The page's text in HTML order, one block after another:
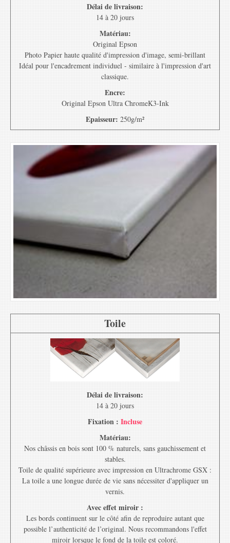
Délai de livraison:
14 à 20 jours
Matériau:
Original Epson
Photo Papier haute qualité d'impression d'image, semi-brillant
Idéal pour l'encadrement individuel - similaire à l'impression d'art
classique.
Encre:
Original Epson Ultra ChromeK3-Ink
Epaisseur: 250g/m²
Toile
Délai de livraison:
14 à 20 jours
Fixation : Incluse
Matériau:
Nos châssis en bois sont 100 % naturels, sans gauchissement et
stables.
Toile de qualité supérieure avec impression en Ultrachrome GSX :
La toile a une longue durée de vie sans nécessiter d'appliquer un
vernis.
Avec effet miroir :
Les bords continuent sur le côté afin de reproduire autant que
possible l’authenticité de l’original. Nous recommandons l'effet
miroir lorsque le fond de la toile est coloré.